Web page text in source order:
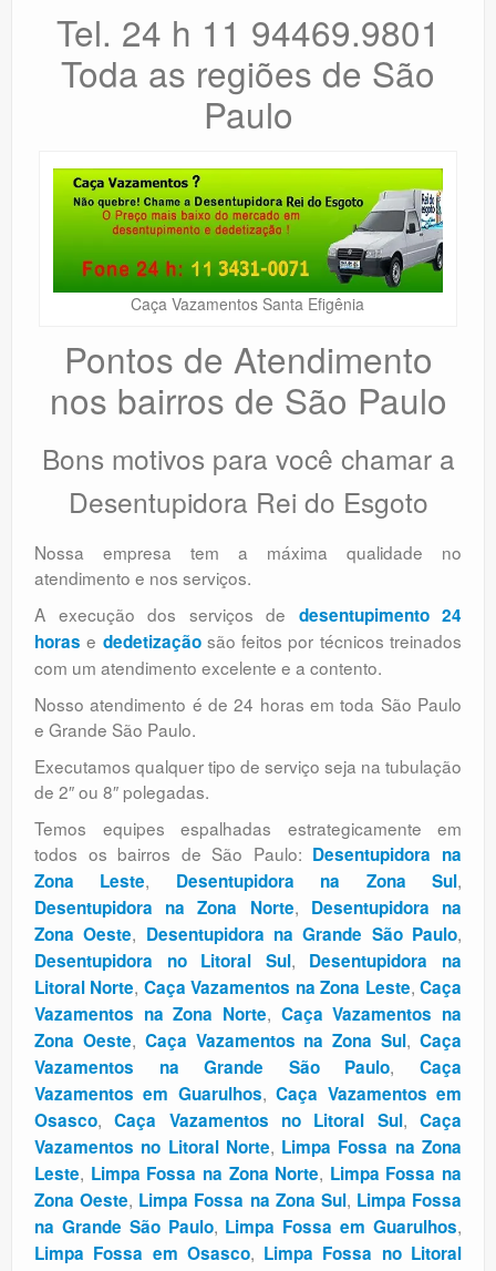
Tel. 24 h 11 94469.9801
Toda as regiões de São
Paulo
Caça Vazamentos Santa Efigênia
Pontos de Atendimento
nos bairros de São Paulo
Bons motivos para você chamar a
Desentupidora Rei do Esgoto
Nossa empresa tem a máxima qualidade no
atendimento e nos serviços.
A execução dos serviços de desentupimento 24
horas e dedetizaçãosão feitos por técnicos treinados
com um atendimento excelente e a contento.
Nosso atendimento é de 24 horas em toda São Paulo
e Grande São Paulo.
Executamos qualquer tipo de serviço seja na tubulação
de 2″ ou 8″ polegadas.
Temos equipes espalhadas estrategicamente em
todos os bairros de São Paulo: Desentupidora na
Zona Leste, Desentupidora na Zona Sul,
Desentupidora na Zona Norte, Desentupidora na
Zona Oeste, Desentupidora na Grande São Paulo,
Desentupidora no Litoral Sul, Desentupidora na
Litoral Norte, Caça Vazamentos na Zona Leste,Caça
Vazamentos na Zona Norte, Caça Vazamentos na
Zona Oeste, Caça Vazamentos na Zona Sul,Caça
Vazamentos na Grande São Paulo,Caça
Vazamentos em Guarulhos,Caça Vazamentos em
Osasco,Caça Vazamentos no Litoral Sul,Caça
Vazamentos no Litoral Norte, Limpa Fossa na Zona
Leste, Limpa Fossa na Zona Norte, Limpa Fossa na
Zona Oeste, Limpa Fossa na Zona Sul, Limpa Fossa
na Grande São Paulo, Limpa Fossa em Guarulhos,
Limpa Fossa em Osasco, Limpa Fossa no Litoral